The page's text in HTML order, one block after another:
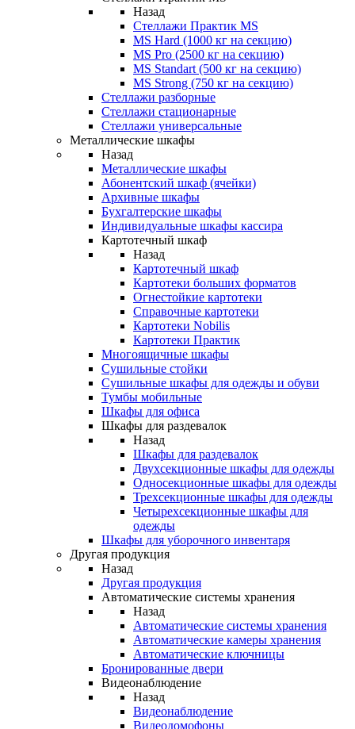
Назад
Стеллажи Практик MS
MS Hard (1000 кг на секцию)
MS Pro (2500 кг на секцию)
MS Standart (500 кг на секцию)
MS Strong (750 кг на секцию)
Стеллажи разборные
Стеллажи стационарные
Стеллажи универсальные
Металлические шкафы
Назад
Металлические шкафы
Абонентский шкаф (ячейки)
Архивные шкафы
Бухгалтерские шкафы
Индивидуальные шкафы кассира
Картотечный шкаф
Назад
Картотечный шкаф
Картотеки больших форматов
Огнестойкие картотеки
Справочные картотеки
Картотеки Nobilis
Картотеки Практик
Многоящичные шкафы
Сушильные стойки
Сушильные шкафы для одежды и обуви
Тумбы мобильные
Шкафы для офиса
Шкафы для раздевалок
Назад
Шкафы для раздевалок
Двухсекционные шкафы для одежды
Односекционные шкафы для одежды
Трехсекционные шкафы для одежды
Четырехсекционные шкафы для
одежды
Шкафы для уборочного инвентаря
Другая продукция
Назад
Другая продукция
Автоматические системы хранения
Назад
Автоматические системы хранения
Автоматические камеры хранения
Автоматические ключницы
Бронированные двери
Видеонаблюдение
Назад
Видеонаблюдение
Видеодомофоны